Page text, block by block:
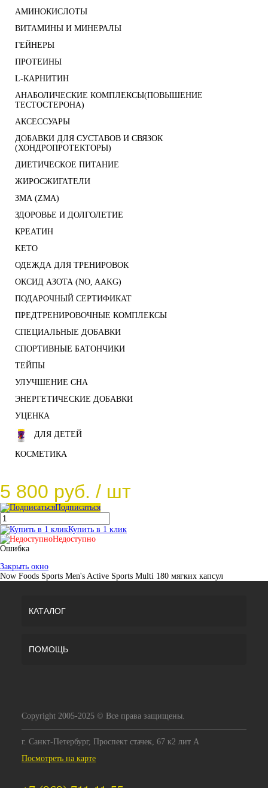
АМИНОКИСЛОТЫ
ВИТАМИНЫ И МИНЕРАЛЫ
ГЕЙНЕРЫ
ПРОТЕИНЫ
L-КАРНИТИН
АНАБОЛИЧЕСКИЕ КОМПЛЕКСЫ(ПОВЫШЕНИЕ
ТЕСТОСТЕРОНА)
АКСЕССУАРЫ
ДОБАВКИ ДЛЯ СУСТАВОВ И СВЯЗОК
(ХОНДРОПРОТЕКТОРЫ)
ДИЕТИЧЕСКОЕ ПИТАНИЕ
ЖИРОСЖИГАТЕЛИ
ЗМА (ZMA)
ЗДОРОВЬЕ И ДОЛГОЛЕТИЕ
КРЕАТИН
KETO
ОДЕЖДА ДЛЯ ТРЕНИРОВОК
ОКСИД АЗОТА (NO, AAKG)
ПОДАРОЧНЫЙ СЕРТИФИКАТ
ПРЕДТРЕНИРОВОЧНЫЕ КОМПЛЕКСЫ
СПЕЦИАЛЬНЫЕ ДОБАВКИ
СПОРТИВНЫЕ БАТОНЧИКИ
ТЕЙПЫ
УЛУЧШЕНИЕ СНА
ЭНЕРГЕТИЧЕСКИЕ ДОБАВКИ
УЦЕНКА
ДЛЯ ДЕТЕЙ
КОСМЕТИКА
5 800 руб. / шт
Подписаться
Купить в 1 клик
Недоступно
Ошибка
Закрыть окно
Now Foods Sports Men's Active Sports Multi 180 мягких капсул
КАТАЛОГ
ПОМОЩЬ
Copyright 2005-2025 © Все права защищены.
г. Санкт-Петербург, Проспект стачек, 67 к2 лит А
Посмотреть на карте